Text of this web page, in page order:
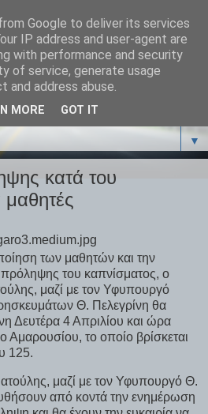
▼
κατά του
μαθητές
των μαθητών και την
του καπνίσματος, ο
μαζί με τον Υφυπουργό
Θ. Πελεγρίνη θα
Δευτέρα 4 Απριλίου και ώρα
Αμαρουσίου, το οποίο βρίσκεται
125.
μαζί με τον Υφυπουργό Θ.
από κοντά την ενημέρωση
Google to deliver its services
IP address and user-agent are
with performance and security
of service, generate usage
address abuse.
MORE GOT IT